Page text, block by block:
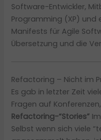
Software-Entwickler,
Programming (XP) und
Manifests für Agile
Übersetzung und die
Refactoring – Nicht im
Es gab in letzter Zeit
Fragen auf
Refactoring-“Stories”
Selbst wenn sich viele